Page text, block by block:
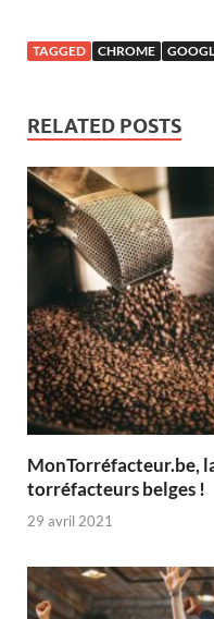
TAGGED CHROME
RELATED POSTS
MonTorréfacteur.be,
torréfacteurs belges !
29 avril 2021